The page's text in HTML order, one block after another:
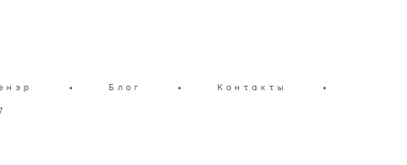
• Блог • Контакты
•